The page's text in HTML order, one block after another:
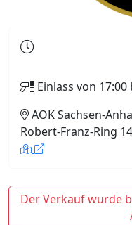
Einlass von
AOK Sachsen-
Robert-Franz-Ring
Der Verkauf wurde